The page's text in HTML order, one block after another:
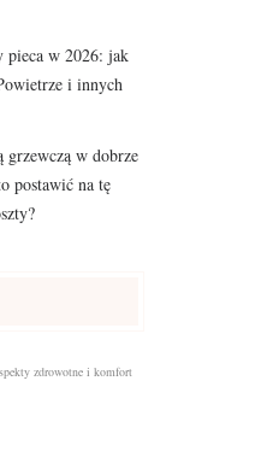
pieca w 2026: jak
i innych
grzewczą w dobrze
postawić na tę
zdrowotne i komfort